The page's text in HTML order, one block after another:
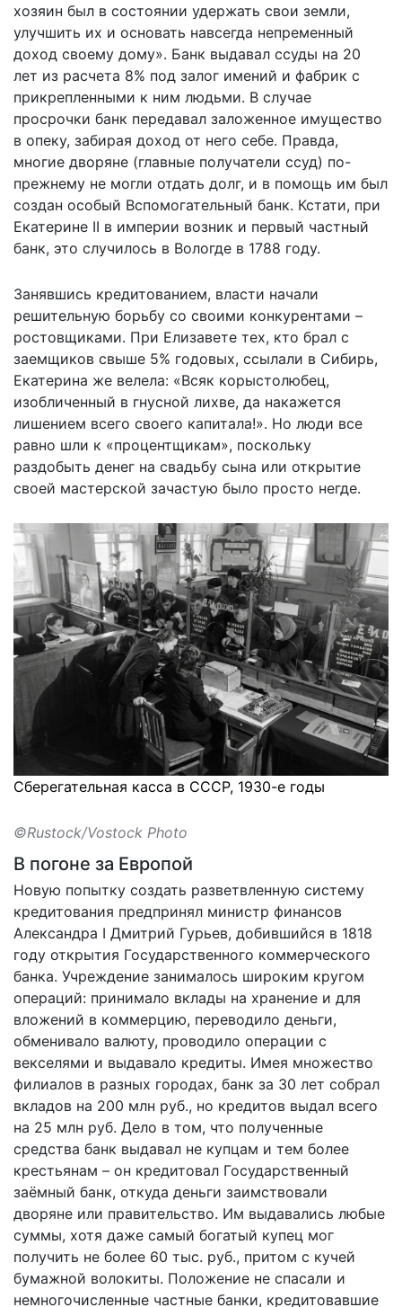
хозяин был в состоянии удержать свои земли,
улучшить их и основать навсегда непременный
доход своему дому». Банк выдавал ссуды на 20
лет из расчета 8% под залог имений и фабрик с
прикрепленными к ним людьми. В случае
просрочки банк передавал заложенное имущество
в опеку, забирая доход от него себе. Правда,
многие дворяне (главные получатели ссуд) по-
прежнему не могли отдать долг, и в помощь им был
создан особый Вспомогательный банк. Кстати, при
Екатерине II в империи возник и первый частный
банк, это случилось в Вологде в 1788 году.
Занявшись кредитованием, власти начали
решительную борьбу со своими конкурентами –
ростовщиками. При Елизавете тех, кто брал с
заемщиков свыше 5% годовых, ссылали в Сибирь,
Екатерина же велела: «Всяк корыстолюбец,
изобличенный в гнусной лихве, да накажется
лишением всего своего капитала!». Но люди все
равно шли к «процентщикам», поскольку
раздобыть денег на свадьбу сына или открытие
своей мастерской зачастую было просто негде.
Сберегательная касса в СССР, 1930-е годы
©Rustock/Vostock Photo
В погоне за Европой
Новую попытку создать разветвленную систему
кредитования предпринял министр финансов
Александра I Дмитрий Гурьев, добившийся в 1818
году открытия Государственного коммерческого
банка. Учреждение занималось широким кругом
операций: принимало вклады на хранение и для
вложений в коммерцию, переводило деньги,
обменивало валюту, проводило операции с
векселями и выдавало кредиты. Имея множество
филиалов в разных городах, банк за 30 лет собрал
вкладов на 200 млн руб., но кредитов выдал всего
на 25 млн руб. Дело в том, что полученные
средства банк выдавал не купцам и тем более
крестьянам – он кредитовал Государственный
заёмный банк, откуда деньги заимствовали
дворяне или правительство. Им выдавались любые
суммы, хотя даже самый богатый купец мог
получить не более 60 тыс. руб., притом с кучей
бумажной волокиты. Положение не спасали и
немногочисленные частные банки, кредитовавшие